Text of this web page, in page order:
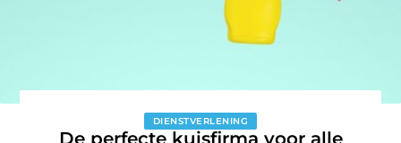
DIENSTVERLENING
De perfecte kuisfirma voor alle